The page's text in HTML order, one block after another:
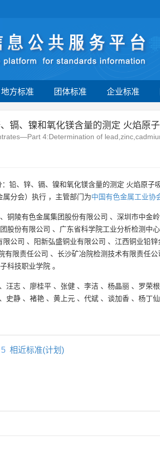
地方标准 团体标准 企业标准
镉、镍和氧化镁含量的测定 火焰原
4:Determination of
铅、锌、镉、镍和氧化镁含量的测定 火焰原子
属分会）执行 ，主管部门为中国有色金属工业协
、 铜陵有色金属集团股份有限公司 、 深圳市中金
股份有限公司 、 广东省科学院工业分析检测中心
限公司 、 阳新弘盛铜业有限公司 、 江西铜业铅锌
有限责任公司 、 长沙矿冶院检测技术有限责任公
科技职业学院 。
、 汪志 、 廖桂平 、 张健 、 李洁 、 杨晶丽 、 罗荣根
、 史静 、 褚艳 、 黄上元 、 代斌 、 谈加香 、 杨丁仙
5 相近标准(计划)